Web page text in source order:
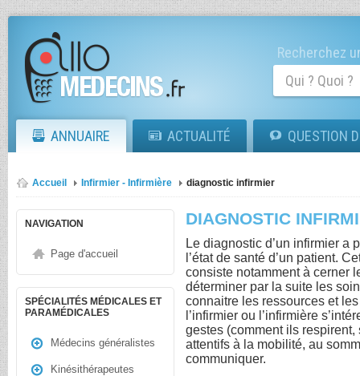
Recherchez
ANNUAIRE ACTUALITÉ QUESTION
Accueil Infirmier - Infirmière diagnostic infirmier
NAVIGATION
Page d'accueil
SPÉCIALITÉS MÉDICALES ET
PARAMÉDICALES
Médecins généralistes
Kinésithérapeutes
DIAGNOSTIC
Le diagnostic d’un infirmier a
l’état de santé d’un patient.
consiste notamment à cerner
déterminer par la suite les
connaitre les ressources et
l’infirmier ou l’infirmière
gestes (comment ils respirent,
attentifs à la mobilité, au
communiquer.